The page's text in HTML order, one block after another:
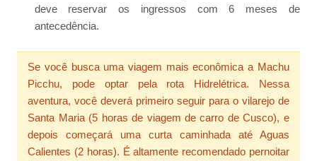
deve reservar os ingressos com 6 meses de
antecedência.
Se você busca uma viagem mais econômica a Machu
Picchu, pode optar pela rota Hidrelétrica. Nessa
aventura, você deverá primeiro seguir para o vilarejo de
Santa Maria (5 horas de viagem de carro de Cusco), e
depois começará uma curta caminhada até Aguas
Calientes (2 horas). É altamente recomendado pernoitar